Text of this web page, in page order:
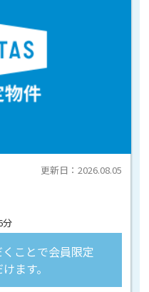
更新日：2026.08.05
分
ことで会員限定
ます。